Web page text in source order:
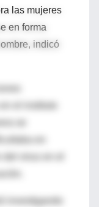
las mujeres
en forma
indicó
investigando